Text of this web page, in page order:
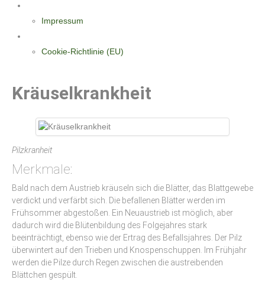
Impressum
Cookie-Richtlinie (EU)
Kräuselkrankheit
Pilzkranheit
Merkmale:
Bald nach dem Austrieb kräuseln sich die Blätter, das Blattgewebe
verdickt und verfärbt sich. Die befallenen Blätter werden im
Frühsommer abgestoßen. Ein Neuaustrieb ist möglich, aber
dadurch wird die Blütenbildung des Folgejahres stark
beeinträchtigt, ebenso wie der Ertrag des Befallsjahres. Der Pilz
überwintert auf den Trieben und Knospenschuppen. Im Frühjahr
werden die Pilze durch Regen zwischen die austreibenden
Blättchen gespült.